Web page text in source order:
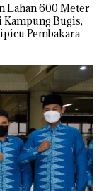
Lahan 600 Meter
Kampung Bugis,
Pembakaran